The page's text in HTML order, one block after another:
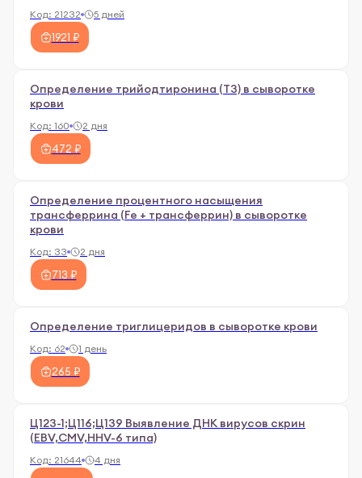
Код: 21232 5 дней
1921 ₽
Определение трийодтиронина (Т3) в сыворотке
крови
Код: 160 2 дня
472 ₽
Определение процентного насыщения
трансферрина (Fe + трансферрин) в сыворотке
крови
Код: 33 2 дня
713 ₽
Определение триглицеридов в сыворотке крови
Код: 62 1 день
265 ₽
Ц123-1;Ц116;Ц139 Выявление ДНК вирусов скрин
(EBV,CMV,ННV-6 типа)
Код: 21644 4 дня